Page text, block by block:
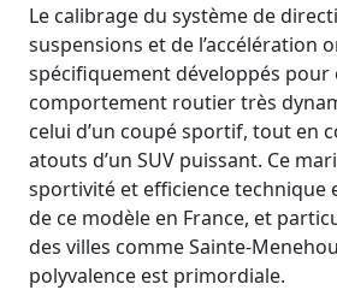
Le calibrage du système de
suspensions et de l’accélération
spécifiquement développés
comportement routier très
celui d’un coupé sportif, tout en
atouts d’un SUV puissant. Ce
sportivité et efficience technique
de ce modèle en France, et
des villes comme Sainte-
polyvalence est primordiale.